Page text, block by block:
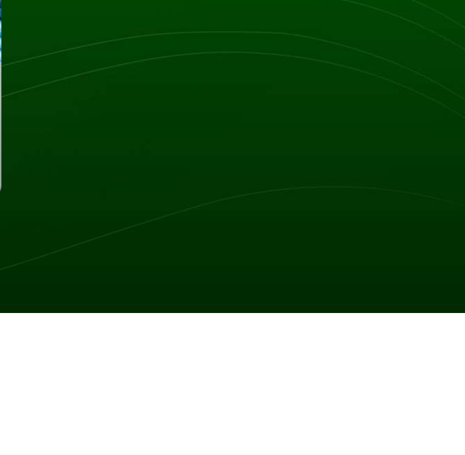
przedmiotów w okolicach badania w celu uniknięcia artefaktów na zdjęciu.
Przed wykonaniem badania należy poinformować personel medyczny o
istniejących implantach medycznych oraz ciąży.